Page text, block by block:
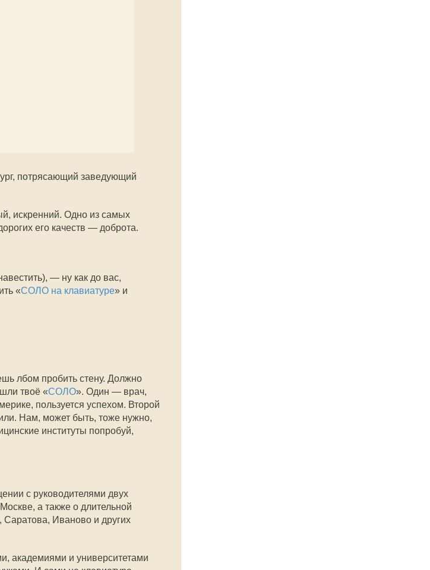
потрясающий заведующий
искренний. Одно из самых
его качеств — доброта.
— ну как до вас,
«СОЛО на клавиатуре» и
лбом пробить стену. Должно
твоё «СОЛО». Один — врач,
пользуется успехом. Второй
Нам, может быть, тоже нужно,
институты попробуй,
с руководителями двух
а также о длительной
Саратова, Иваново и других
академиями и университетами